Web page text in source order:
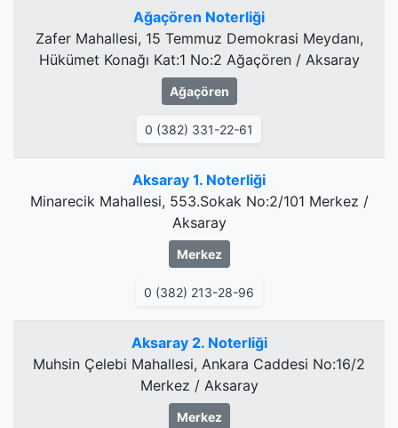
Ağaçören Noterliği
Zafer Mahallesi, 15 Temmuz Demokrasi Meydanı,
Hükümet Konağı Kat:1 No:2 Ağaçören / Aksaray
Ağaçören
0 (382) 331-22-61
Aksaray 1. Noterliği
Minarecik Mahallesi, 553.Sokak No:2/101 Merkez /
Aksaray
Merkez
0 (382) 213-28-96
Aksaray 2. Noterliği
Muhsin Çelebi Mahallesi, Ankara Caddesi No:16/2
Merkez / Aksaray
Merkez